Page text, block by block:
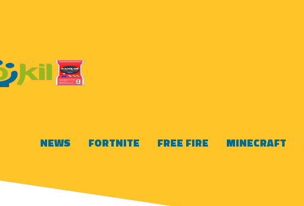
NEWS FORTNITE FREE FIRE MINECRAFT